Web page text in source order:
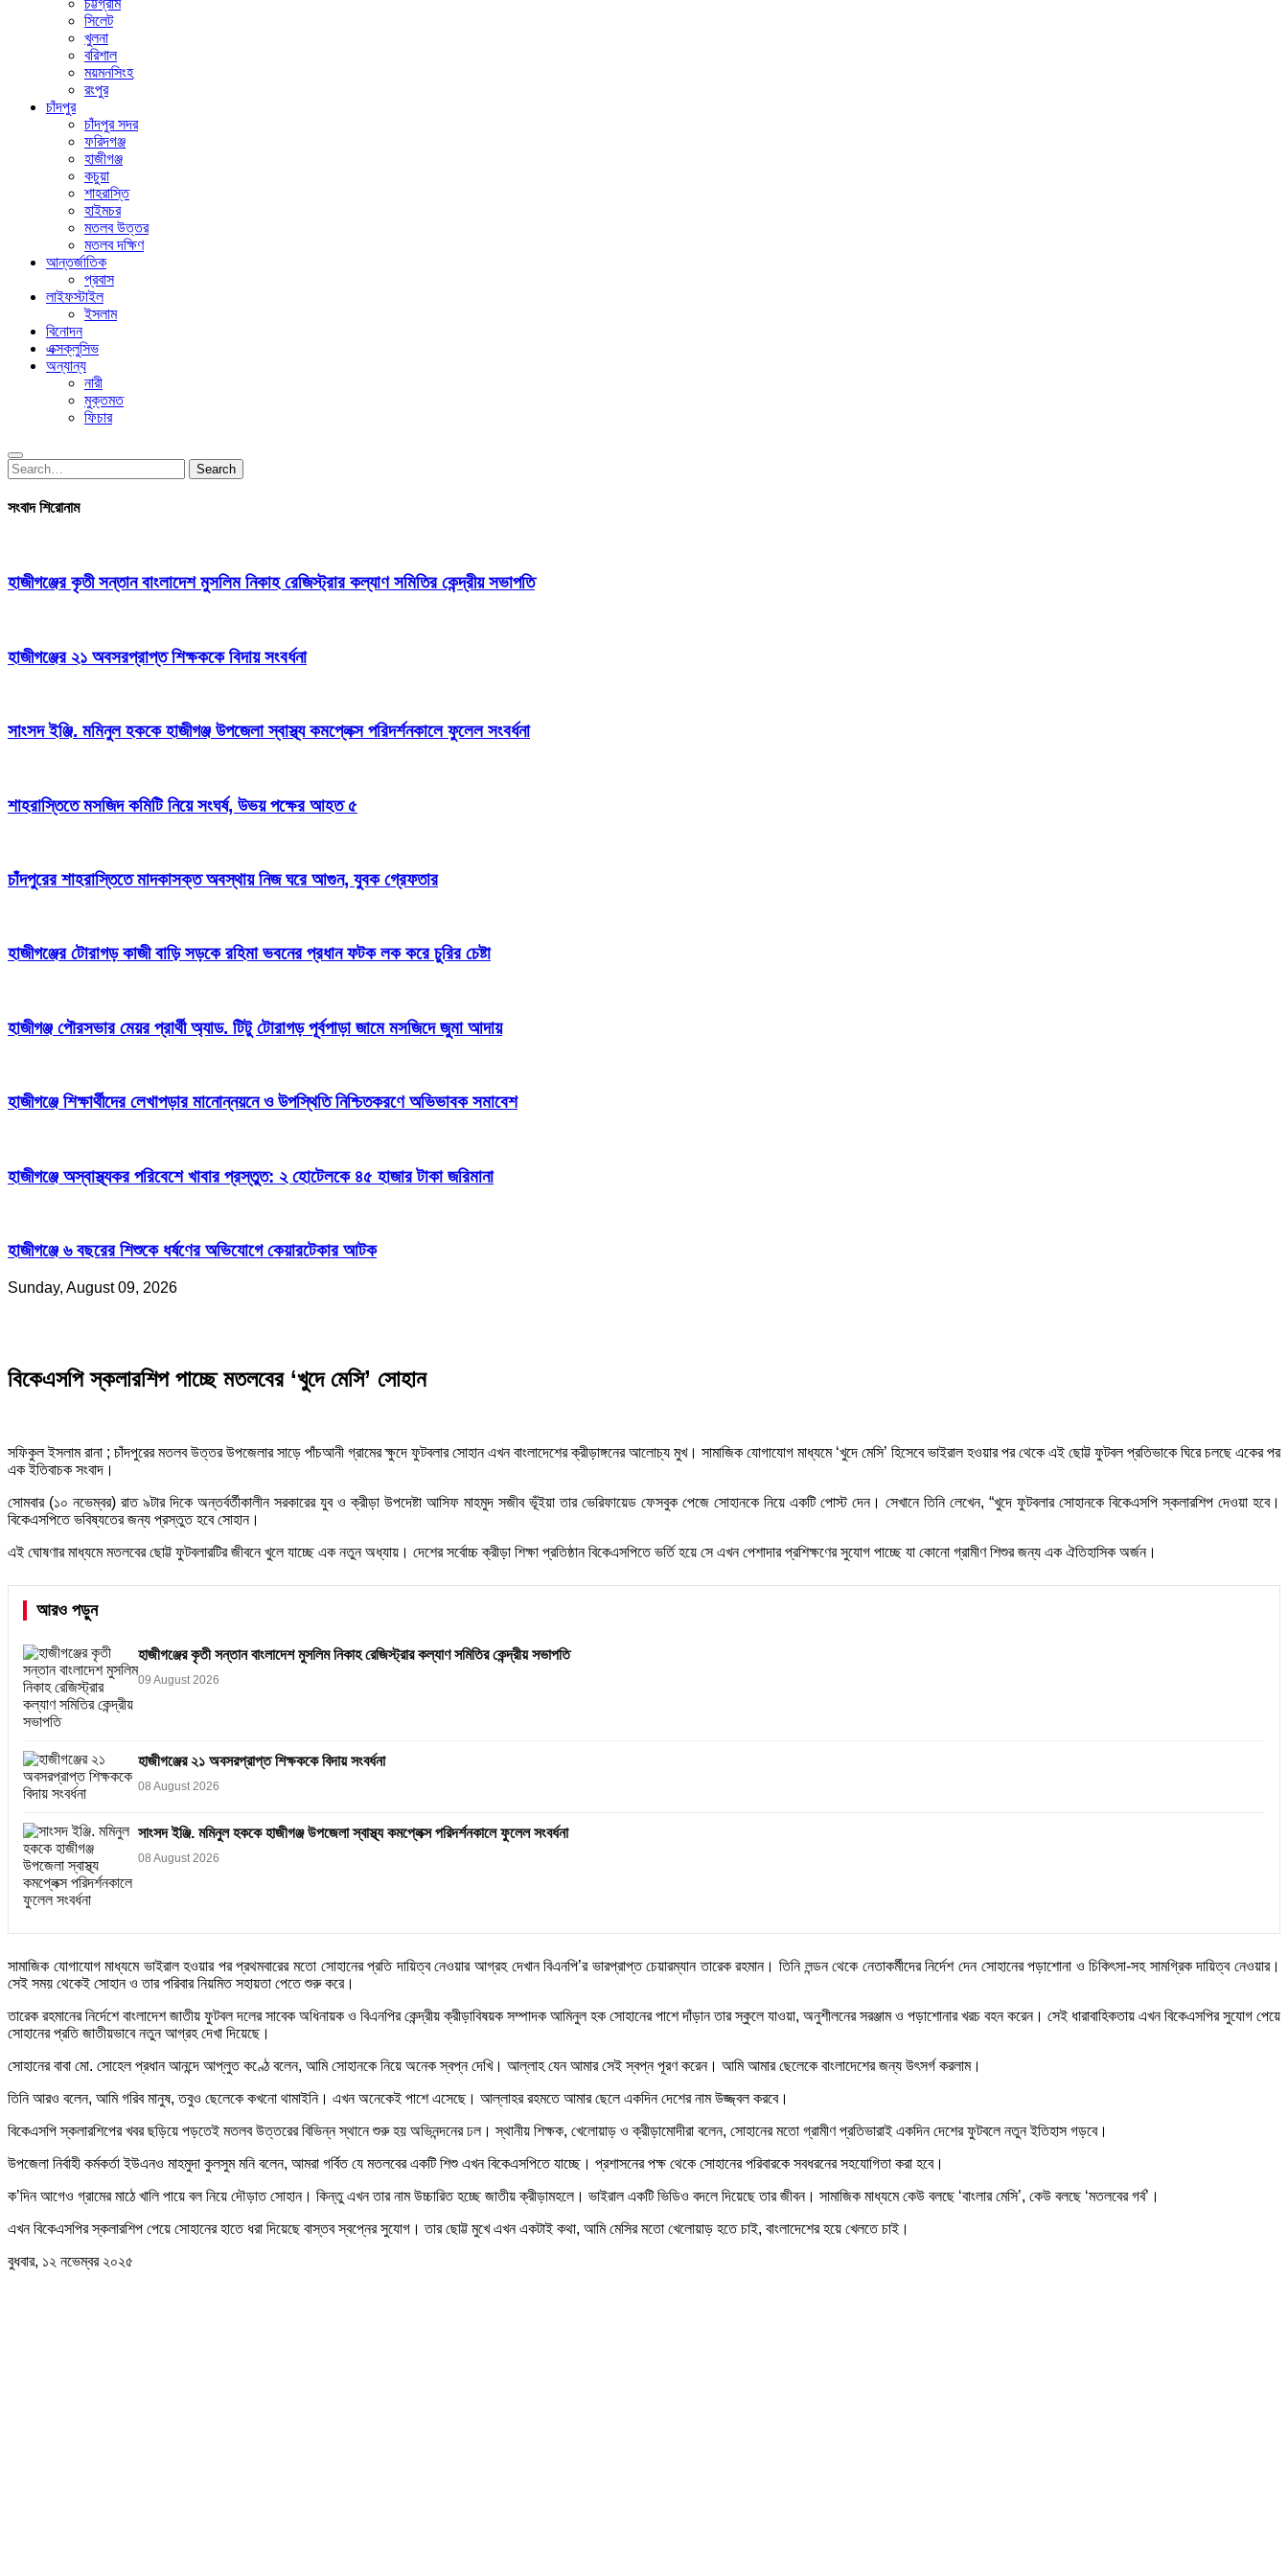
চট্টগ্রাম
সিলেট
খুলনা
বরিশাল
ময়মনসিংহ
রংপুর
চাঁদপুর
চাঁদপুর সদর
ফরিদগঞ্জ
হাজীগঞ্জ
কচুয়া
শাহরাস্তি
হাইমচর
মতলব উত্তর
মতলব দক্ষিণ
আন্তর্জাতিক
প্রবাস
লাইফস্টাইল
ইসলাম
বিনোদন
এক্সক্লুসিভ
অন্যান্য
নারী
মুক্তমত
ফিচার
Search
for:
Search
সংবাদ শিরোনাম
হাজীগঞ্জের কৃতী সন্তান বাংলাদেশ মুসলিম নিকাহ রেজিস্ট্রার কল্যাণ সমিতির কেন্দ্রীয় সভাপতি
হাজীগঞ্জের ২১ অবসরপ্রাপ্ত শিক্ষককে বিদায় সংবর্ধনা
সাংসদ ইঞ্জি. মমিনুল হককে হাজীগঞ্জ উপজেলা স্বাস্থ্য কমপ্লেক্স পরিদর্শনকালে ফুলেল সংবর্ধনা
শাহরাস্তিতে মসজিদ কমিটি নিয়ে সংঘর্ষ, উভয় পক্ষের আহত ৫
চাঁদপুরের শাহরাস্তিতে মাদকাসক্ত অবস্থায় নিজ ঘরে আগুন, যুবক গ্রেফতার
হাজীগঞ্জের টোরাগড় কাজী বাড়ি সড়কে রহিমা ভবনের প্রধান ফটক লক করে চুরির চেষ্টা
হাজীগঞ্জ পৌরসভার মেয়র প্রার্থী অ্যাড. টিটু টোরাগড় পূর্বপাড়া জামে মসজিদে জুমা আদায়
হাজীগঞ্জে শিক্ষার্থীদের লেখাপড়ার মানোন্নয়নে ও উপস্থিতি নিশ্চিতকরণে অভিভাবক সমাবেশ
হাজীগঞ্জে অস্বাস্থ্যকর পরিবেশে খাবার প্রস্তুত: ২ হোটেলকে ৪৫ হাজার টাকা জরিমানা
হাজীগঞ্জে ৬ বছরের শিশুকে ধর্ষণের অভিযোগে কেয়ারটেকার আটক
Sunday, August 09, 2026
বিকেএসপি স্কলারশিপ পাচ্ছে মতলবের ‘খুদে মেসি’ সোহান
সফিকুল ইসলাম রানা ; চাঁদপুরের মতলব উত্তর উপজেলার সাড়ে পাঁচআনী গ্রামের ক্ষুদে ফুটবলার সোহান এখন বাংলাদেশের ক্রীড়াঙ্গনের আলোচ্য মুখ। সামাজিক যোগাযোগ মাধ্যমে ‘খুদে মেসি’ হিসেবে ভাইরাল হওয়ার পর থেকে এই ছোট্ট ফুটবল প্রতিভাকে ঘিরে চলছে একের পর
এক ইতিবাচক সংবাদ।
সোমবার (১০ নভেম্বর) রাত ৯টার দিকে অন্তর্বর্তীকালীন সরকারের যুব ও ক্রীড়া উপদেষ্টা আসিফ মাহমুদ সজীব ভূঁইয়া তার ভেরিফায়েড ফেসবুক পেজে সোহানকে নিয়ে একটি পোস্ট দেন। সেখানে তিনি লেখেন, “খুদে ফুটবলার সোহানকে বিকেএসপি স্কলারশিপ দেওয়া হবে।
বিকেএসপিতে ভবিষ্যতের জন্য প্রস্তুত হবে সোহান।
এই ঘোষণার মাধ্যমে মতলবের ছোট্ট ফুটবলারটির জীবনে খুলে যাচ্ছে এক নতুন অধ্যায়। দেশের সর্বোচ্চ ক্রীড়া শিক্ষা প্রতিষ্ঠান বিকেএসপিতে ভর্তি হয়ে সে এখন পেশাদার প্রশিক্ষণের সুযোগ পাচ্ছে যা কোনো গ্রামীণ শিশুর জন্য এক ঐতিহাসিক অর্জন।
আরও পড়ুন
হাজীগঞ্জের কৃতী সন্তান বাংলাদেশ মুসলিম নিকাহ রেজিস্ট্রার কল্যাণ সমিতির কেন্দ্রীয় সভাপতি
09 August 2026
হাজীগঞ্জের ২১ অবসরপ্রাপ্ত শিক্ষককে বিদায় সংবর্ধনা
08 August 2026
সাংসদ ইঞ্জি. মমিনুল হককে হাজীগঞ্জ উপজেলা স্বাস্থ্য কমপ্লেক্স পরিদর্শনকালে ফুলেল সংবর্ধনা
08 August 2026
সামাজিক যোগাযোগ মাধ্যমে ভাইরাল হওয়ার পর প্রথমবারের মতো সোহানের প্রতি দায়িত্ব নেওয়ার আগ্রহ দেখান বিএনপি’র ভারপ্রাপ্ত চেয়ারম্যান তারেক রহমান। তিনি লন্ডন থেকে নেতাকর্মীদের নির্দেশ দেন সোহানের পড়াশোনা ও চিকিৎসা-সহ সামগ্রিক দায়িত্ব নেওয়ার।
সেই সময় থেকেই সোহান ও তার পরিবার নিয়মিত সহায়তা পেতে শুরু করে।
তারেক রহমানের নির্দেশে বাংলাদেশ জাতীয় ফুটবল দলের সাবেক অধিনায়ক ও বিএনপির কেন্দ্রীয় ক্রীড়াবিষয়ক সম্পাদক আমিনুল হক সোহানের পাশে দাঁড়ান তার স্কুলে যাওয়া, অনুশীলনের সরঞ্জাম ও পড়াশোনার খরচ বহন করেন। সেই ধারাবাহিকতায় এখন বিকেএসপির সুযোগ পেয়ে
সোহানের প্রতি জাতীয়ভাবে নতুন আগ্রহ দেখা দিয়েছে।
সোহানের বাবা মো. সোহেল প্রধান আনন্দে আপ্লুত কণ্ঠে বলেন, আমি সোহানকে নিয়ে অনেক স্বপ্ন দেখি। আল্লাহ যেন আমার সেই স্বপ্ন পূরণ করেন। আমি আমার ছেলেকে বাংলাদেশের জন্য উৎসর্গ করলাম।
তিনি আরও বলেন, আমি গরিব মানুষ, তবুও ছেলেকে কখনো থামাইনি। এখন অনেকেই পাশে এসেছে। আল্লাহর রহমতে আমার ছেলে একদিন দেশের নাম উজ্জ্বল করবে।
বিকেএসপি স্কলারশিপের খবর ছড়িয়ে পড়তেই মতলব উত্তরের বিভিন্ন স্থানে শুরু হয় অভিনন্দনের ঢল। স্থানীয় শিক্ষক, খেলোয়াড় ও ক্রীড়ামোদীরা বলেন, সোহানের মতো গ্রামীণ প্রতিভারাই একদিন দেশের ফুটবলে নতুন ইতিহাস গড়বে।
উপজেলা নির্বাহী কর্মকর্তা ইউএনও মাহমুদা কুলসুম মনি বলেন, আমরা গর্বিত যে মতলবের একটি শিশু এখন বিকেএসপিতে যাচ্ছে। প্রশাসনের পক্ষ থেকে সোহানের পরিবারকে সবধরনের সহযোগিতা করা হবে।
ক’দিন আগেও গ্রামের মাঠে খালি পায়ে বল নিয়ে দৌড়াত সোহান। কিন্তু এখন তার নাম উচ্চারিত হচ্ছে জাতীয় ক্রীড়ামহলে। ভাইরাল একটি ভিডিও বদলে দিয়েছে তার জীবন। সামাজিক মাধ্যমে কেউ বলছে ‘বাংলার মেসি’, কেউ বলছে ‘মতলবের গর্ব’।
এখন বিকেএসপির স্কলারশিপ পেয়ে সোহানের হাতে ধরা দিয়েছে বাস্তব স্বপ্নের সুযোগ। তার ছোট্ট মুখে এখন একটাই কথা, আমি মেসির মতো খেলোয়াড় হতে চাই, বাংলাদেশের হয়ে খেলতে চাই।
বুধবার, ১২ নভেম্বর ২০২৫